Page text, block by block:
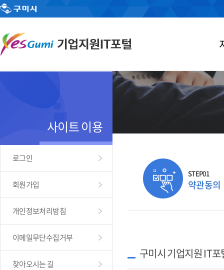
사이트 이용
로그인
회원가입
개인정보처리방침
이메일무단수집거부
찾아오시는 길
STEP01
약관동의
구미시 기업지원 IT